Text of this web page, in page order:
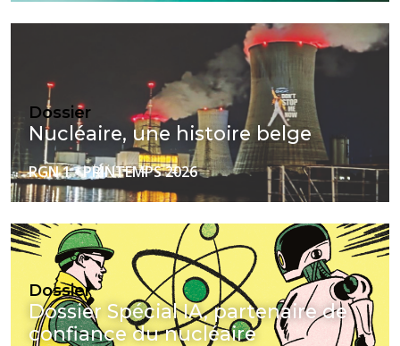
Dossier
Nucléaire, une histoire belge
RGN 1 - PRINTEMPS 2026
Dossier
Dossier Spécial IA, partenaire de
confiance du nucléaire